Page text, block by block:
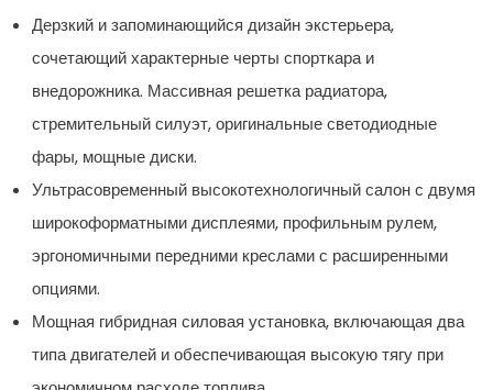
Дерзкий и запоминающийся дизайн экстерьера,
сочетающий характерные черты спорткара и
внедорожника. Массивная решетка радиатора,
стремительный силуэт, оригинальные светодиодные
фары, мощные диски.
Ультрасовременный высокотехнологичный салон с двумя
широкоформатными дисплеями, профильным рулем,
эргономичными передними креслами с расширенными
опциями.
Мощная гибридная силовая установка, включающая два
типа двигателей и обеспечивающая высокую тягу при